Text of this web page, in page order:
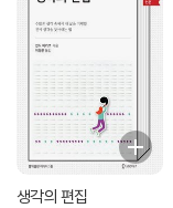
생각의 편집